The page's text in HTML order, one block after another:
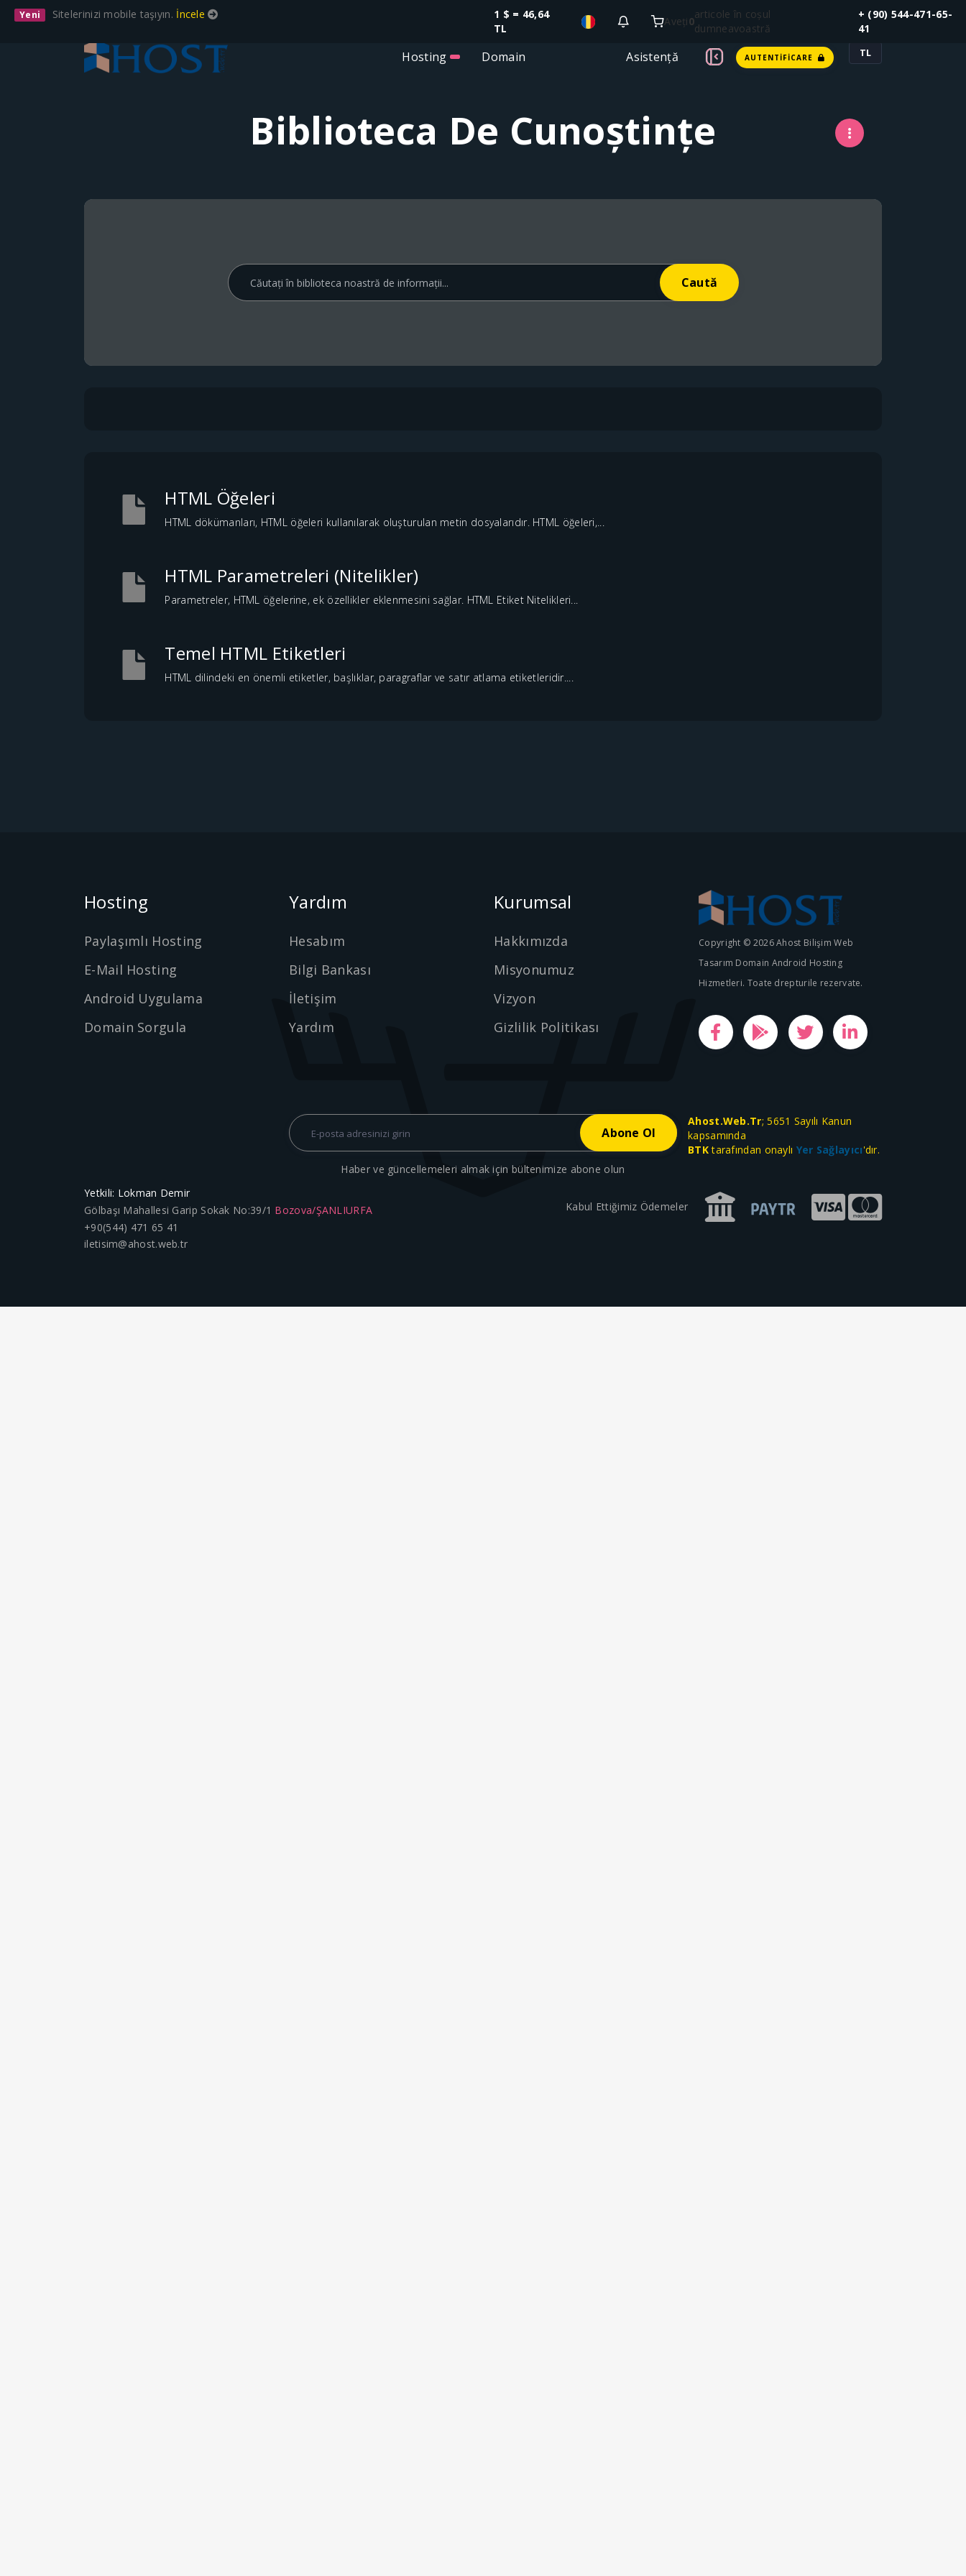
Yeni Sitelerinizi mobile taşıyın. İncele
1 $ = 46,64
TL
Aveți0
articole în coșul
dumneavoastră
+ (90) 544-471-65-
41
Hosting Domain Asistență AUTENTIFICARE TL
Biblioteca De Cunoștințe
HTML Öğeleri
HTML dökümanları, HTML öğeleri kullanılarak oluşturulan metin dosyalarıdır. HTML öğeleri,...
HTML Parametreleri (Nitelikler)
Parametreler, HTML öğelerine, ek özellikler eklenmesini sağlar. HTML Etiket Nitelikleri...
Temel HTML Etiketleri
HTML dilindeki en önemli etiketler, başlıklar, paragraflar ve satır atlama etiketleridir....
Hosting
Paylaşımlı Hosting
E-Mail Hosting
Android Uygulama
Domain Sorgula
Yardım
Hesabım
Bilgi Bankası
İletişim
Yardım
Kurumsal
Hakkımızda
Misyonumuz
Vizyon
Gizlilik Politikası
Copyright © 2026 Ahost Bilişim Web
Tasarım Domain Android Hosting
Hizmetleri. Toate drepturile rezervate.
Haber ve güncellemeleri almak için bültenimize abone olun
Ahost.Web.Tr; 5651 Sayılı Kanun
kapsamında
BTKtarafından onaylı Yer Sağlayıcı'dır.
Yetkili: Lokman Demir
Gölbaşı Mahallesi Garip Sokak No:39/1 Bozova/ŞANLIURFA
+90(544) 471 65 41
iletisim@ahost.web.tr
Kabul Ettiğimiz Ödemeler